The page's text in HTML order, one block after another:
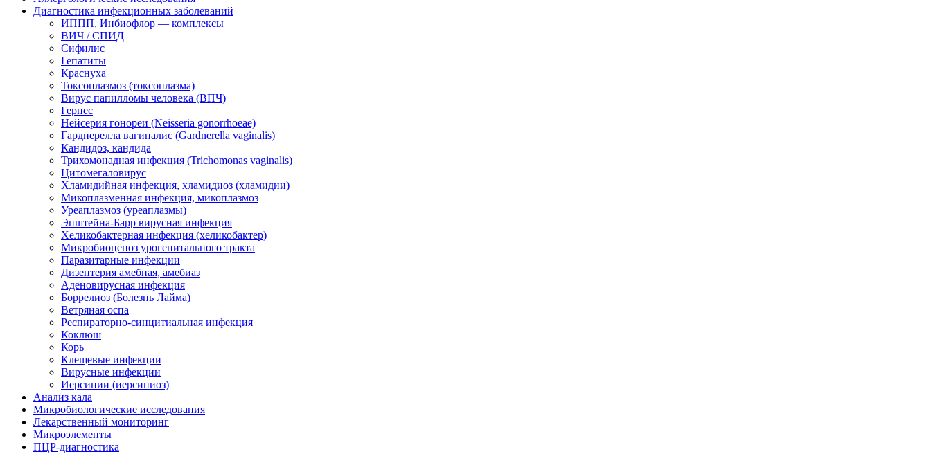
Диагностика инфекционных заболеваний
ИППП, Инбиофлор — комплексы
ВИЧ / СПИД
Сифилис
Гепатиты
Краснуха
Токсоплазмоз (токсоплазма)
Вирус папилломы человека (ВПЧ)
Герпес
Нейсерия гонореи (Neisseria gonorrhoeae)
Гарднерелла вагиналис (Gardnerella vaginalis)
Кандидоз, кандида
Трихомонадная инфекция (Trichomonas vaginalis)
Цитомегаловирус
Хламидийная инфекция, хламидиоз (хламидии)
Микоплазменная инфекция, микоплазмоз
Уреаплазмоз (уреаплазмы)
Эпштейна-Барр вирусная инфекция
Хеликобактерная инфекция (хеликобактер)
Микробиоценоз урогенитального тракта
Паразитарные инфекции
Дизентерия амебная, амебиаз
Аденовирусная инфекция
Боррелиоз (Болезнь Лайма)
Ветряная оспа
Респираторно-синцитиальная инфекция
Коклюш
Корь
Клещевые инфекции
Вирусные инфекции
Иерсинии (иерсиниоз)
Анализ кала
Микробиологические исследования
Лекарственный мониторинг
Микроэлементы
ПЦР-диагностика